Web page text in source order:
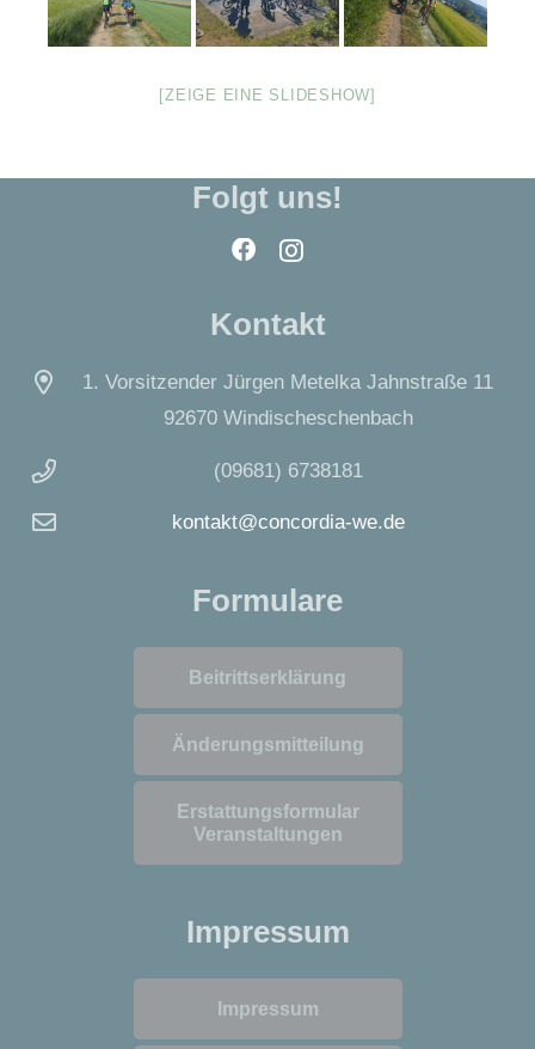
[ZEIGE EINE SLIDESHOW]
Folgt uns!
Kontakt
1. Vorsitzender Jürgen Metelka Jahnstraße 11
92670 Windischeschenbach
(09681) 6738181
kontakt@concordia-we.de
Formulare
Beitrittserklärung
Änderungsmitteilung
Erstattungsformular
Veranstaltungen
Impressum
Impressum